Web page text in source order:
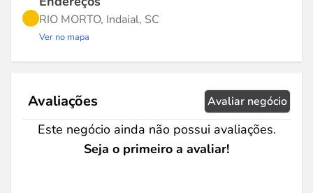
RIO MORTO, Indaial, SC
Ver no mapa
Avaliações Avaliar negócio
Este negócio ainda não possui avaliações.
Seja o primeiro a avaliar!